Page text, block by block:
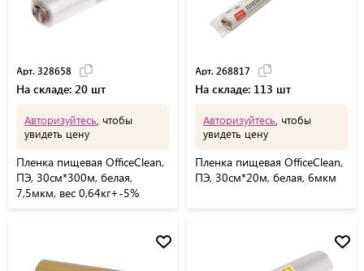
Арт. 328658
На складе: 20 шт
Авторизуйтесь , чтобы
увидеть цену
Пленка пищевая OfficeClean,
ПЭ, 30см*300м, белая,
7,5мкм, вес 0,64кг+-5%
Арт. 268817
На складе: 113 шт
Авторизуйтесь , чтобы
увидеть цену
Пленка пищевая OfficeClean,
ПЭ, 30см*20м, белая, 6мкм